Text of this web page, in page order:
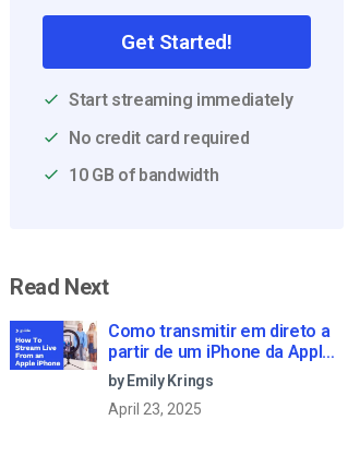
Get Started!
Start streaming immediately
No credit card required
10 GB of bandwidth
Read Next
Como transmitir em direto a
partir de um iPhone da Apple
em 6 passos simples
by Emily Krings
April 23, 2025